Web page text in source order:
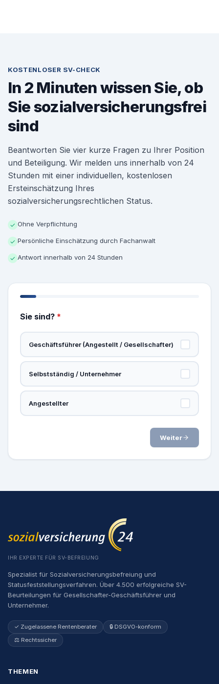
KOSTENLOSER SV-CHECK
In 2 Minuten wissen Sie, ob
Sie sozialversicherungsfrei
sind
Beantworten Sie vier kurze Fragen zu Ihrer Position
und Beteiligung. Wir melden uns innerhalb von 24
Stunden mit einer individuellen, kostenlosen
Ersteinschätzung Ihres
sozialversicherungsrechtlichen Status.
✓ Ohne Verpflichtung
✓ Persönliche Einschätzung durch Fachanwalt
✓ Antwort innerhalb von 24 Stunden
Sie sind? *
Geschäftsführer (Angestellt / Gesellschafter)
Selbstständig / Unternehmer
Angestellter
Weiter
IHR EXPERTE FÜR SV-BEFREIUNG
Spezialist für Sozialversicherungsbefreiung und
Statusfeststellungsverfahren. Über 4.500 erfolgreiche SV-
Beurteilungen für Gesellschafter-Geschäftsführer und
Unternehmer.
✓ Zugelassene Rentenberater
🔒 DSGVO-konform
⚖️ Rechtssicher
THEMEN